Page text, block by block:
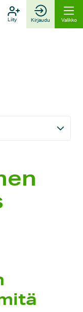
Liity Kirjaudu Valikko